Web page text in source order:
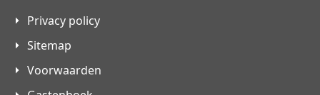
Privacy policy
Sitemap
Voorwaarden